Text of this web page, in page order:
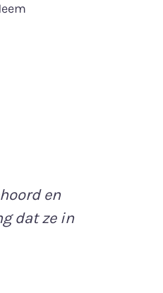
en
dat ze in